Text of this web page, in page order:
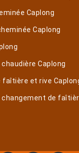
Caplong
Caplong
Caplong
faîtière et rive
changement de